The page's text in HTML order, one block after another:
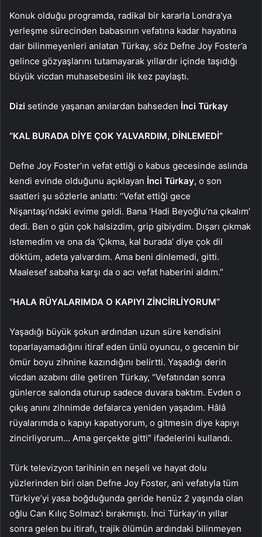
Konuk olduğu programda, radikal bir kararla Londra’ya
yerleşme sürecinden babasının vefatına kadar hayatına
dair bilinmeyenleri anlatan Türkay, söz Defne Joy Foster’a
gelince gözyaşlarını tutamayarak yıllardır içinde taşıdığı
büyük vicdan muhasebesini ilk kez paylaştı.
Dizi setinde yaşanan anılardan bahseden İnci Türkay
“KAL BURADA DİYE ÇOK YALVARDIM, DİNLEMEDİ”
Defne Joy Foster’ın vefat ettiği o kabus gecesinde aslında
kendi evinde olduğunu açıklayan İnci Türkay, o son
saatleri şu sözlerle anlattı: “Vefat ettiği gece
Nişantaşı’ndaki evime geldi. Bana ‘Hadi Beyoğlu’na çıkalım’
dedi. Ben o gün çok halsizdim, grip gibiydim. Dışarı çıkmak
istemedim ve ona da ‘Çıkma, kal burada’ diye çok dil
döktüm, adeta yalvardım. Ama beni dinlemedi, gitti.
Maalesef sabaha karşı da o acı vefat haberini aldım.”
“HALA RÜYALARIMDA O KAPIYI ZİNCİRLİYORUM”
Yaşadığı büyük şokun ardından uzun süre kendisini
toparlayamadığını itiraf eden ünlü oyuncu, o gecenin bir
ömür boyu zihnine kazındığını belirtti. Yaşadığı derin
vicdan azabını dile getiren Türkay, “Vefatından sonra
günlerce salonda oturup sadece duvara baktım. Evden o
çıkış anını zihnimde defalarca yeniden yaşadım. Hâlâ
rüyalarımda o kapıyı kapatıyorum, o gitmesin diye kapıyı
zincirliyorum… Ama gerçekte gitti” ifadelerini kullandı.
Türk televizyon tarihinin en neşeli ve hayat dolu
yüzlerinden biri olan Defne Joy Foster, ani vefatıyla tüm
Türkiye’yi yasa boğduğunda geride henüz 2 yaşında olan
oğlu Can Kılıç Solmaz’ı bırakmıştı. İnci Türkay’ın yıllar
sonra gelen bu itirafı, trajik ölümün ardındaki bilinmeyen